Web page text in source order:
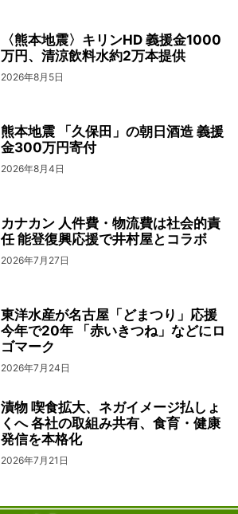
〈熊本地震〉キリンHD 義援金1000
万円、清涼飲料水約2万本提供
2026年8月5日
熊本地震 「久保田」の朝日酒造 義援
金300万円寄付
2026年8月4日
カナカン 人件費・物流費は社会的責
任 能登復興応援で井村屋とコラボ
2026年7月27日
東洋水産が名古屋「どまつり」応援
今年で20年 「赤いきつね」などにロ
ゴマーク
2026年7月24日
漬物 喫食拡大、ネガイメージ払しょ
くへ 各社の取組み共有、食育・健康
発信を本格化
2026年7月21日